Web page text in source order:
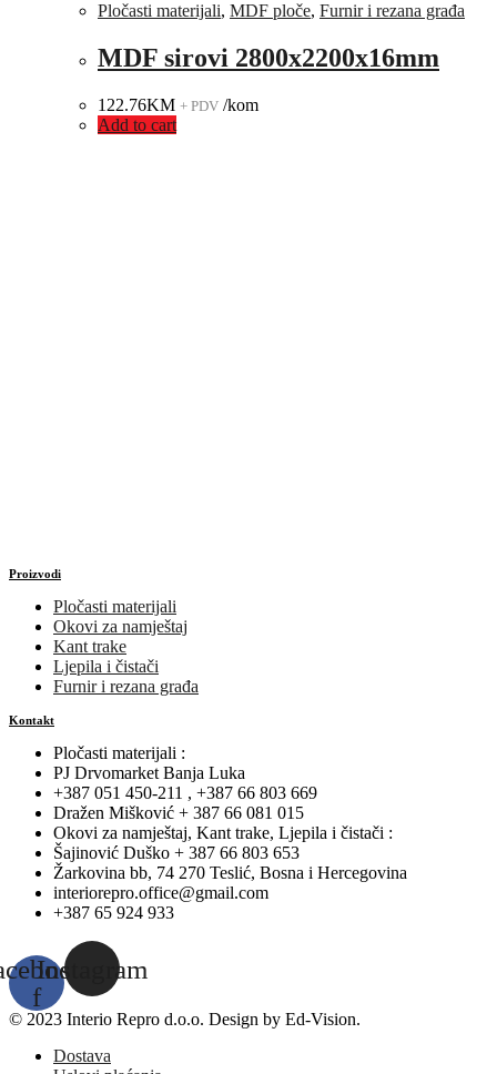
Pločasti materijali, MDF ploče, Furnir i rezana građa
MDF sirovi 2800x2200x16mm
122.76KM + PDV /kom
Add to cart
Proizvodi
Pločasti materijali
Okovi za namještaj
Kant trake
Ljepila i čistači
Furnir i rezana građa
Kontakt
Pločasti materijali :
PJ Drvomarket Banja Luka
+387 051 450-211 , +387 66 803 669
Dražen Mišković + 387 66 081 015
Okovi za namještaj, Kant trake, Ljepila i čistači :
Šajinović Duško + 387 66 803 653
Žarkovina bb, 74 270 Teslić, Bosna i Hercegovina
interiorepro.office@gmail.com
+387 65 924 933
f
Instagram
© 2023 Interio Repro d.o.o. Design by Ed-Vision.
Dostava